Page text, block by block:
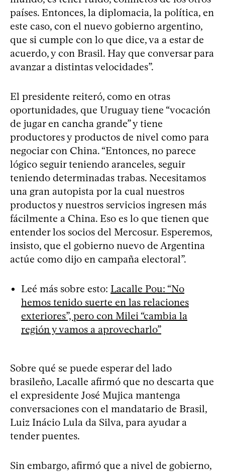
países. Entonces, la diplomacia, la política, en
este caso, con el nuevo gobierno argentino,
que si cumple con lo que dice, va a estar de
acuerdo, y con Brasil. Hay que conversar para
avanzar a distintas velocidades”.
El presidente reiteró, como en otras
oportunidades, que Uruguay tiene “vocación
de jugar en cancha grande” y tiene
productores y productos de nivel como para
negociar con China. “Entonces, no parece
lógico seguir teniendo aranceles, seguir
teniendo determinadas trabas. Necesitamos
una gran autopista por la cual nuestros
productos y nuestros servicios ingresen más
fácilmente a China. Eso es lo que tienen que
entender los socios del Mercosur. Esperemos,
insisto, que el gobierno nuevo de Argentina
actúe como dijo en campaña electoral”.
Leé más sobre esto: Lacalle Pou: “No
hemos tenido suerte en las relaciones
exteriores”, pero con Milei “cambia la
región y vamos a aprovecharlo”
Sobre qué se puede esperar del lado
brasileño, Lacalle afirmó que no descarta que
el expresidente José Mujica mantenga
conversaciones con el mandatario de Brasil,
Luiz Inácio Lula da Silva, para ayudar a
tender puentes.
Sin embargo, afirmó que a nivel de gobierno,